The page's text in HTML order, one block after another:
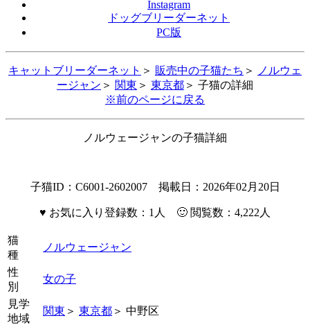
Instagram
ドッグブリーダーネット
PC版
キャットブリーダーネット ＞ 販売中の子猫たち ＞
ノルウェ
ージャン ＞ 関東 ＞ 東京都 ＞ 子猫の詳細
※前のページに戻る
ノルウェージャンの子猫詳細
子猫ID：C6001-2602007 掲載日：2026年02月20日
♥ お気に入り登録数：1人 🙂 閲覧数：4,222人
猫
種
ノルウェージャン
性
別
女の子
見学
地域
関東 ＞ 東京都 ＞ 中野区